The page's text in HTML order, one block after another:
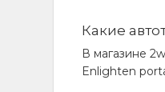
Какие
В магазине
Enlighten